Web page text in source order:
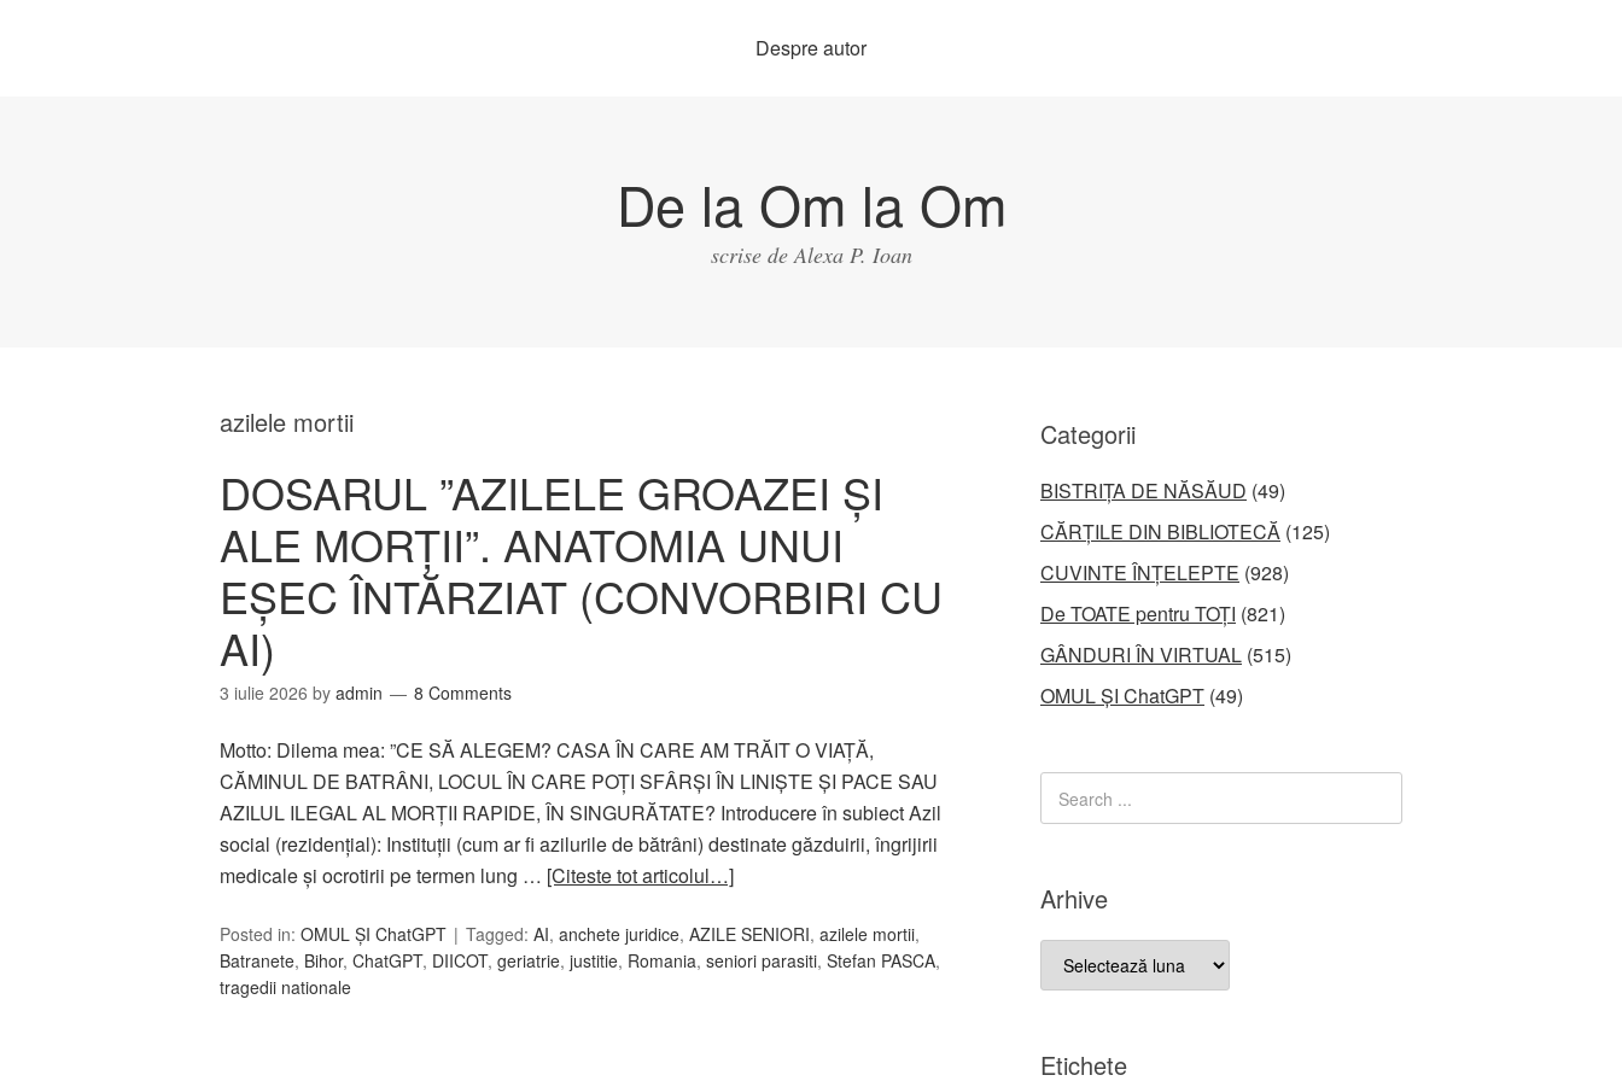
Despre autor
De la Om la Om
scrise de Alexa P. Ioan
azilele mortii
DOSARUL ”AZILELE GROAZEI ȘI
ALE MORȚII”. ANATOMIA UNUI
EȘEC ÎNTĂRZIAT (CONVORBIRI CU
AI)
3 iulie 2026 by admin 8 Comments
Motto: Dilema mea: ”CE SĂ ALEGEM? CASA ÎN CARE AM TRĂIT O VIAȚĂ,
CĂMINUL DE BATRÂNI, LOCUL ÎN CARE POȚI SFÂRȘI ÎN LINIȘTE ȘI PACE SAU
AZILUL ILEGAL AL MORȚII RAPIDE, ÎN SINGURĂTATE? Introducere în subiect Azil
social (rezidențial): Instituții (cum ar fi azilurile de bătrâni) destinate găzduirii, îngrijirii
medicale și ocrotirii pe termen lung … [Citeste tot articolul…]
Posted in: OMUL ȘI ChatGPT Tagged: AI, anchete juridice, AZILE SENIORI, azilele mortii,
Batranete, Bihor, ChatGPT, DIICOT, geriatrie, justitie, Romania, seniori parasiti, Stefan PASCA,
tragedii nationale
Categorii
BISTRIȚA DE NĂSĂUD (49)
CĂRȚILE DIN BIBLIOTECĂ (125)
CUVINTE ÎNȚELEPTE (928)
De TOATE pentru TOȚI (821)
GÂNDURI ÎN VIRTUAL (515)
OMUL ȘI ChatGPT (49)
Arhive
Arhive
Etichete